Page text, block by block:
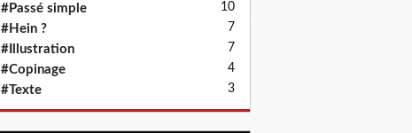
#Passé simple 10
#Hein ? 7
#Illustration 7
#Copinage 4
#Texte 3